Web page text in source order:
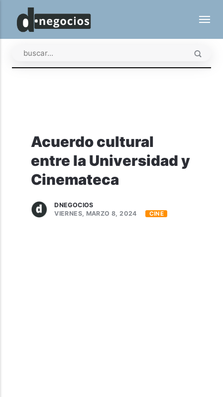
Acuerdo cultural
entre la Universidad y
Cinemateca
DNEGOCIOS
VIERNES, MARZO 8, 2024
CINE